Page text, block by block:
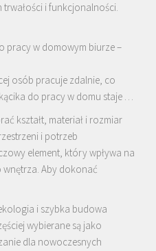
trwałości i funkcjonalności.
pracy w domowym biurze –
osób pracuje zdalnie, co
do pracy w domu staje …
kształt, materiał i rozmiar
i potrzeb
element, który wpływa na
Aby dokonać
i szybka budowa
wybierane są jako
dla nowoczesnych